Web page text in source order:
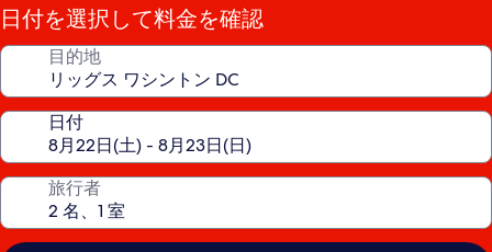
日付を選択して料金を確認
目的地
日付
旅行者